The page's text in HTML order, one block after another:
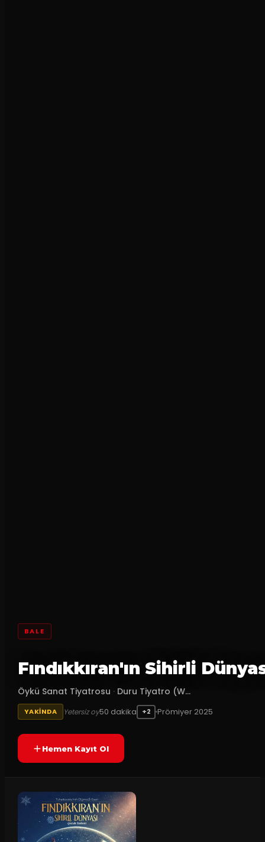
BALE
Fındıkkıran'ın Sihirli
Öykü Sanat Tiyatrosu · Duru Tiyatro (W...
YAKINDA Yetersiz oy50 dakika +2 Prömiyer 2025
Hemen Kayıt Ol